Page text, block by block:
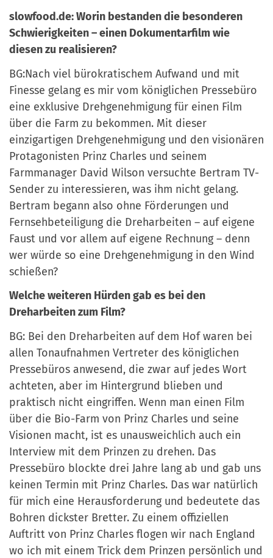
slowfood.de: Worin bestanden die besonderen
Schwierigkeiten – einen Dokumentarfilm wie
diesen zu realisieren?
BG:Nach viel bürokratischem Aufwand und mit
Finesse gelang es mir vom königlichen Pressebüro
eine exklusive Drehgenehmigung für einen Film
über die Farm zu bekommen. Mit dieser
einzigartigen Drehgenehmigung und den visionären
Protagonisten Prinz Charles und seinem
Farmmanager David Wilson versuchte Bertram TV-
Sender zu interessieren, was ihm nicht gelang.
Bertram begann also ohne Förderungen und
Fernsehbeteiligung die Dreharbeiten – auf eigene
Faust und vor allem auf eigene Rechnung – denn
wer würde so eine Drehgenehmigung in den Wind
schießen?
Welche weiteren Hürden gab es bei den
Dreharbeiten zum Film?
BG: Bei den Dreharbeiten auf dem Hof waren bei
allen Tonaufnahmen Vertreter des königlichen
Pressebüros anwesend, die zwar auf jedes Wort
achteten, aber im Hintergrund blieben und
praktisch nicht eingriffen. Wenn man einen Film
über die Bio-Farm von Prinz Charles und seine
Visionen macht, ist es unausweichlich auch ein
Interview mit dem Prinzen zu drehen. Das
Pressebüro blockte drei Jahre lang ab und gab uns
keinen Termin mit Prinz Charles. Das war natürlich
für mich eine Herausforderung und bedeutete das
Bohren dickster Bretter. Zu einem offiziellen
Auftritt von Prinz Charles flogen wir nach England
wo ich mit einem Trick dem Prinzen persönlich und